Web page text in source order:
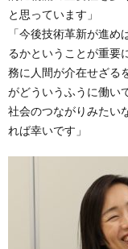
と思っています」
「今後技術革新が進
るかということが重要
務に人間が介在せざる
がどういうふうに働い
社会のつながりみたい
れば幸いです」